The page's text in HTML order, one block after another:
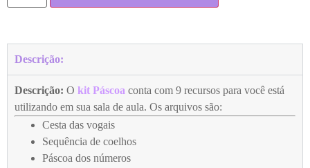
Descrição:
Descrição: O kit Páscoa conta com 9 recursos para você está
utilizando em sua sala de aula. Os arquivos são:
Cesta das vogais
Sequência de coelhos
Páscoa dos números